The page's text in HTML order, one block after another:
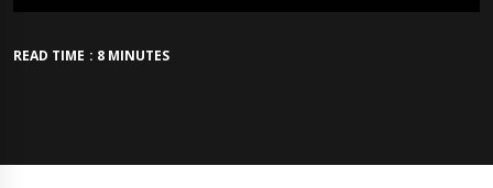
READ TIME : 8 MINUTES